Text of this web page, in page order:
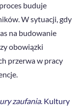
buduje
W sytuacji, gdy
na budowanie
obowiązki
przerwa w pracy
zaufania. Kultury